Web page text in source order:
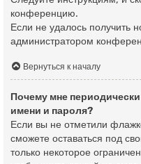
конференцию.
Если не удалось получить
администратором
Вернуться к началу
Почему мне
имени и пароля?
Если вы не отметили
сможете оставаться под
только некоторое